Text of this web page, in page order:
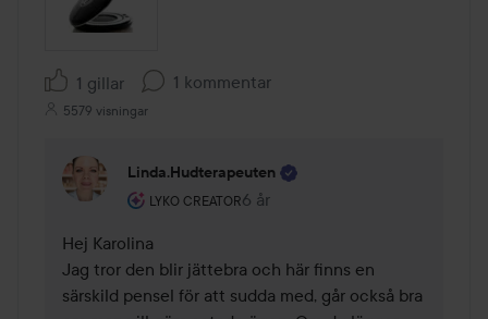
1 gillar 1 kommentar
5579 visningar
Linda.hudterapeuten
LYKO CREATOR
Användarens roll: Lyko Creator.
6 år
Kommentaren lades 6 år
Hej Karolina
Jag tror den blir jättebra och här finns en
särskild pensel för att sudda med, går också bra